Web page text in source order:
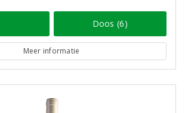
Doos (6)
Meer informatie